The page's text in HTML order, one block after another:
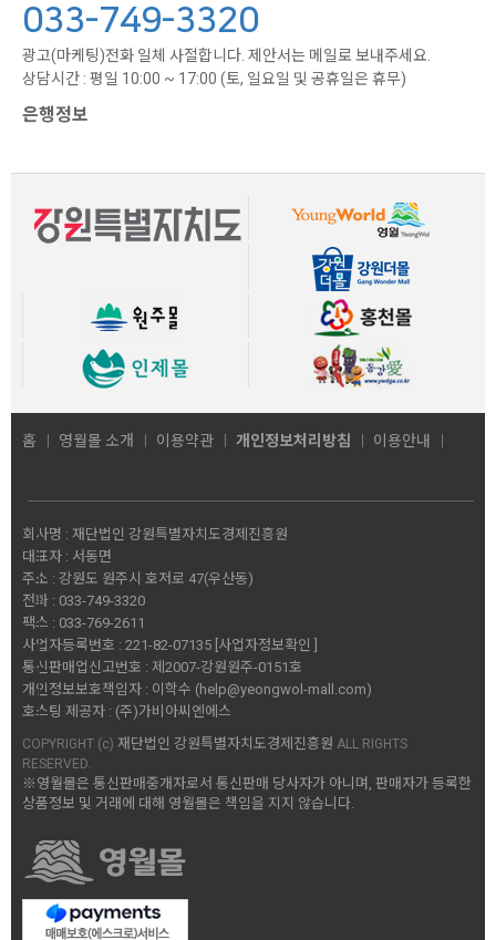
033-749-3320
광고(마케팅)전화 일체 사절합니다. 제안서는 메일로 보내주세요.
상담시간 : 평일 10:00 ~ 17:00 (토, 일요일 및 공휴일은 휴무)
은행정보
홈 영월몰 소개 이용약관 개인정보처리방침 이용안내
회사명 : 재단법인 강원특별자치도경제진흥원
대표자 : 서동면
주소 : 강원도 원주시 호저로 47(우산동)
전화 : 033-749-3320
팩스 : 033-769-2611
사업자등록번호 : 221-82-07135 [사업자정보확인 ]
통신판매업신고번호 : 제2007-강원원주-0151호
개인정보보호책임자 : 이학수 (help@yeongwol-mall.com)
호스팅 제공자 : (주)가비아씨엔에스
COPYRIGHT (c) 재단법인 강원특별자치도경제진흥원 ALL RIGHTS
RESERVED.
※영월몰은 통신판매중개자로서 통신판매 당사자가 아니며, 판매자가 등록한
상품정보 및 거래에 대해 영월몰은 책임을 지지 않습니다.